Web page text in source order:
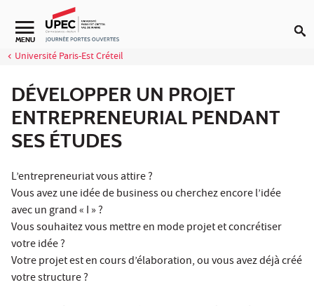
Aller au contenu
MENU
Université Paris-Est Créteil
DÉVELOPPER UN PROJET
ENTREPRENEURIAL PENDANT
SES ÉTUDES
L’entrepreneuriat vous attire ?
Vous avez une idée de business ou cherchez encore l’idée
avec un grand « I » ?
Vous souhaitez vous mettre en mode projet et concrétiser
votre idée ?
Votre projet est en cours d’élaboration, ou vous avez déjà créé
votre structure ?